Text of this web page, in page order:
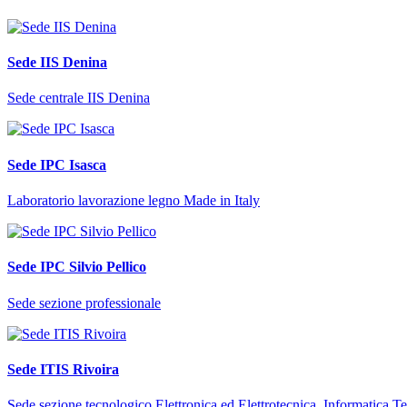
Sede IIS Denina
Sede centrale IIS Denina
Sede IPC Isasca
Laboratorio lavorazione legno Made in Italy
Sede IPC Silvio Pellico
Sede sezione professionale
Sede ITIS Rivoira